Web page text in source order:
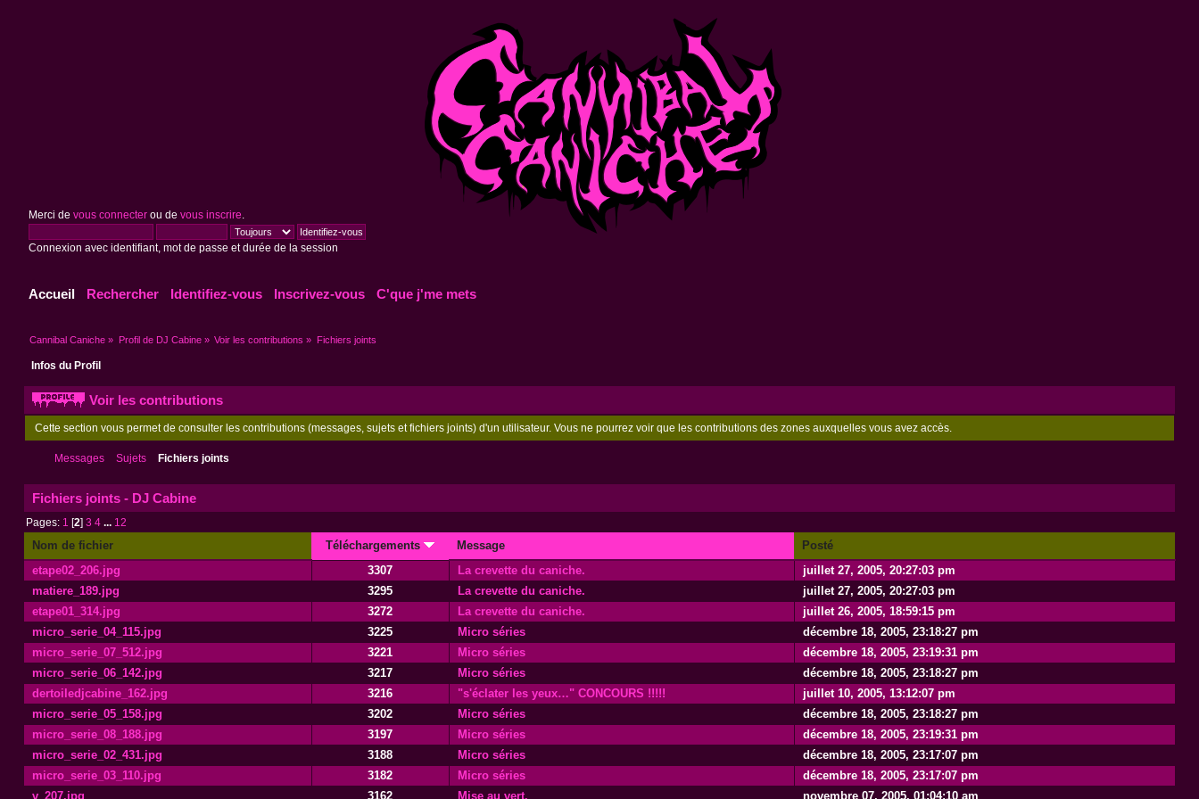
Merci de vous connecterou de vous inscrire
Connexion avec identifiant, mot de passe et durée de la session
Accueil Rechercher Identifiez-vous Inscrivez-vous C'que j'me mets
Cannibal Caniche » Profil de DJ Cabine» Voir les contributions » Fichiers joints
Infos du Profil
Voir les contributions
Cette section vous permet de consulter les contributions (messages, sujets et fichiers joints) d'un utilisateur. Vous ne pourrez voir que les contributions des zones auxquelles vous avez accès.
Messages Sujets Fichiers joints
Fichiers joints - DJ Cabine
Pages: 1 [2]3 4 ... 12
Nom de fichier Téléchargements Message
Posté
etape02_206.jpg
3307 La crevette du caniche.
juillet 27, 2005, 20:27:03 pm
matiere_189.jpg
3295 La crevette du caniche.
juillet 27, 2005, 20:27:03 pm
etape01_314.jpg
3272 La crevette du caniche.
juillet 26, 2005, 18:59:15 pm
micro_serie_04_115.jpg
3225 Micro séries
décembre 18, 2005, 23:18:27 pm
micro_serie_07_512.jpg
3221 Micro séries
décembre 18, 2005, 23:19:31 pm
micro_serie_06_142.jpg
3217 Micro séries
décembre 18, 2005, 23:18:27 pm
dertoiledjcabine_162.jpg
3216 "s'éclater les yeux…" CONCOURS !!!!!
juillet 10, 2005, 13:12:07 pm
micro_serie_05_158.jpg
3202 Micro séries
décembre 18, 2005, 23:18:27 pm
micro_serie_08_188.jpg
3197 Micro séries
décembre 18, 2005, 23:19:31 pm
micro_serie_02_431.jpg
3188 Micro séries
décembre 18, 2005, 23:17:07 pm
micro_serie_03_110.jpg
3182 Micro séries
décembre 18, 2005, 23:17:07 pm
v_207.jpg
3162 Mise au vert. novembre 07, 2005, 01:04:10 am